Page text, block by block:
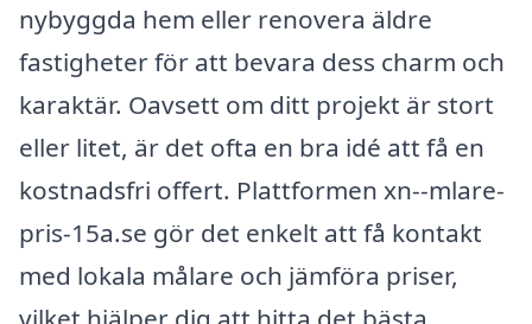
nybyggda hem eller renovera äldre
fastigheter för att bevara dess charm och
karaktär. Oavsett om ditt projekt är stort
eller litet, är det ofta en bra idé att få en
kostnadsfri offert. Plattformen xn--mlare-
pris-15a.se gör det enkelt att få kontakt
med lokala målare och jämföra priser,